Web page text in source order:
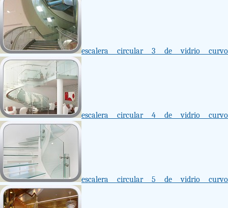
escalera circular 3 de vidrio curvo
escalera circular 4 de vidrio curvo
escalera circular 5 de vidrio curvo